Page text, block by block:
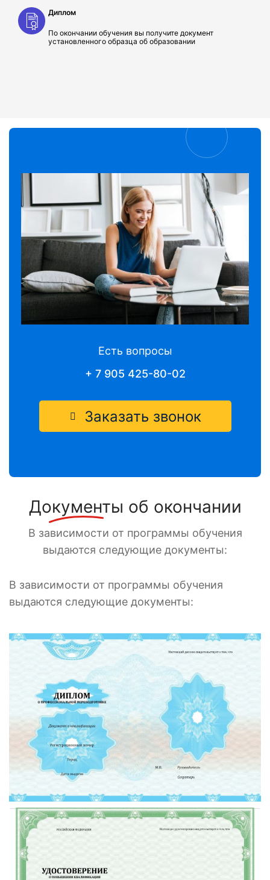
Диплом
По окончании обучения вы получите документ
установленного образца об образовании
Есть вопросы
+ 7 905 425-80-02
Заказать звонок
Документы об окончании
В зависимости от программы обучения
выдаются следующие документы:
В зависимости от программы обучения
выдаются следующие документы: